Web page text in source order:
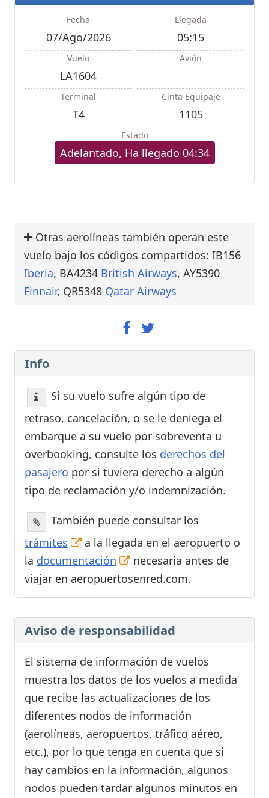
Fecha
07/Ago/2026
Llegada
05:15
Vuelo
LA1604
Avión
Terminal
T4
Cinta Equipaje
1105
Estado
Adelantado, Ha llegado 04:34
Otras aerolíneas también operan este
vuelo bajo los códigos compartidos: IB156
Iberia, BA4234 British Airways, AY5390
Finnair, QR5348 Qatar Airways
Info
Si su vuelo sufre algún tipo de
retraso, cancelación, o se le deniega el
embarque a su vuelo por sobreventa u
overbooking, consulte los derechos del
pasajero por si tuviera derecho a algún
tipo de reclamación y/o indemnización.
También puede consultar los
trámites
a la llegada en el aeropuerto o
la documentación
necesaria antes de
viajar en aeropuertosenred.com.
Aviso de responsabilidad
El sistema de información de vuelos
muestra los datos de los vuelos a medida
que recibe las actualizaciones de los
diferentes nodos de información
(aerolíneas, aeropuertos, tráfico aéreo,
etc.), por lo que tenga en cuenta que si
hay cambios en la información, algunos
nodos pueden tardar algunos minutos en